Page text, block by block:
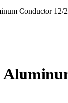
Conductor 12/